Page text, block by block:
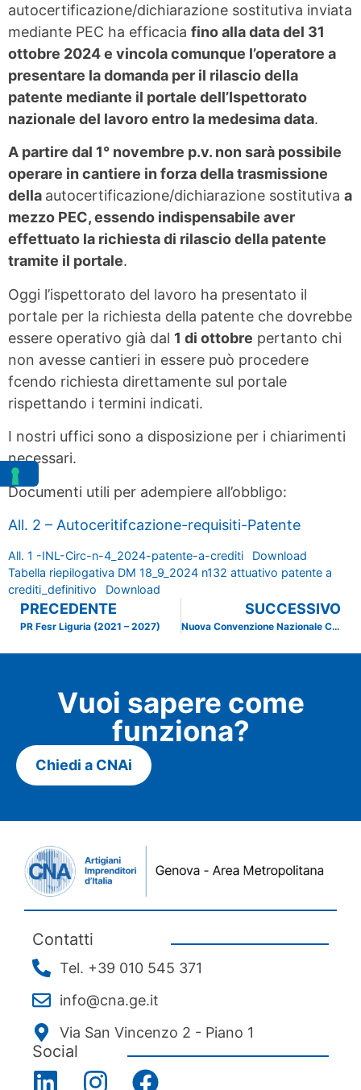
autocertificazione/dichiarazione sostitutiva inviata
mediante PEC ha efficacia fino alla data del 31
ottobre 2024 e vincola comunque l’operatore a
presentare la domanda per il rilascio della
patente mediante il portale dell’Ispettorato
nazionale del lavoro entro la medesima data.
A partire dal 1° novembre p.v. non sarà possibile
operare in cantiere in forza della trasmissione
della autocertificazione/dichiarazione sostitutiva a
mezzo PEC, essendo indispensabile aver
effettuato la richiesta di rilascio della patente
tramite il portale.
Oggi l’ispettorato del lavoro ha presentato il
portale per la richiesta della patente che dovrebbe
essere operativo già dal 1 di ottobre pertanto chi
non avesse cantieri in essere può procedere
fcendo richiesta direttamente sul portale
rispettando i termini indicati.
I nostri uffici sono a disposizione per i chiarimenti
necessari.
Documenti utili per adempiere all’obbligo:
All. 2 – Autoceritifcazione-requisiti-Patente
All. 1 -INL-Circ-n-4_2024-patente-a-crediti
Download
Tabella riepilogativa DM 18_9_2024 n132 attuativo patente a
crediti_definitivo
Download
PRECEDENTE
PR Fesr Liguria (2021 – 2027)
SUCCESSIVO
Nuova Convenzione Nazionale CNA e IP Italiana Petroli
Vuoi sapere come
funziona?
Chiedi a CNAi
Contatti
Tel. +39 010 545 371
info@cna.ge.it
Via San Vincenzo 2 - Piano 1
Social